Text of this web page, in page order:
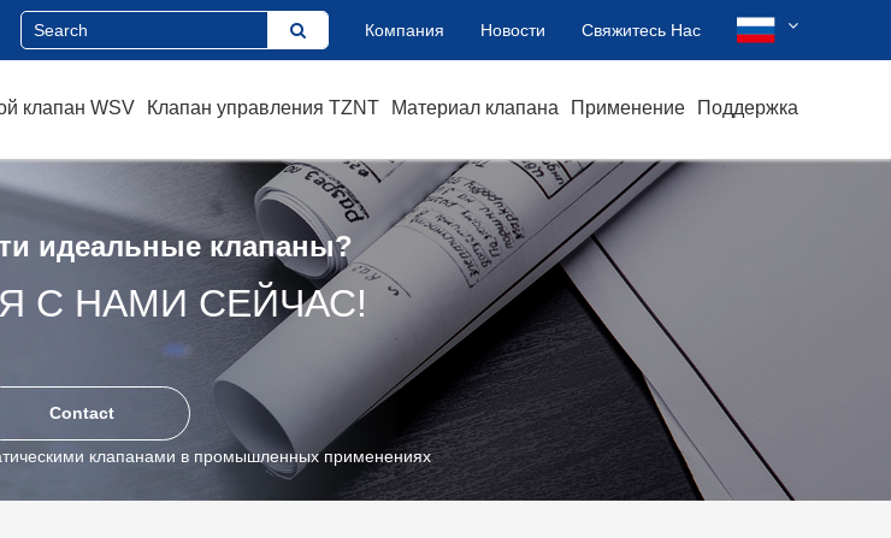
Компания Новости Свяжитесь Нас
клапан WSV Клапан управления TZNT Материал клапана Применение Поддержка
идеальные клапаны?
С НАМИ СЕЙЧАС!
Contact
клапанами в промышленных применениях